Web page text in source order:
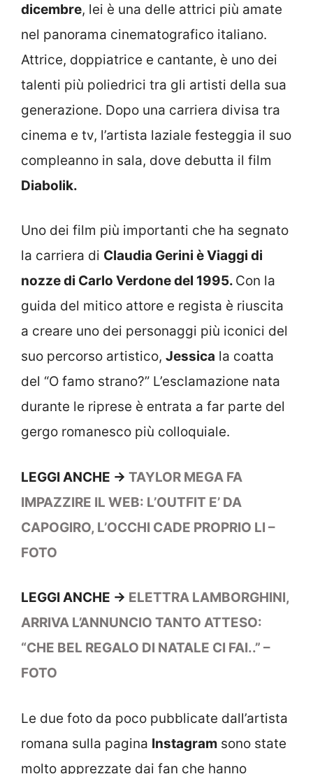
dicembre, lei è una delle attrici più amate
nel panorama cinematografico italiano.
Attrice, doppiatrice e cantante, è uno dei
talenti più poliedrici tra gli artisti della sua
generazione. Dopo una carriera divisa tra
cinema e tv, l’artista laziale festeggia il suo
compleanno in sala, dove debutta il film
Diabolik.
Uno dei film più importanti che ha segnato
la carriera di Claudia Gerini è Viaggi di
nozze di Carlo Verdone del 1995. Con la
guida del mitico attore e regista è riuscita
a creare uno dei personaggi più iconici del
suo percorso artistico, Jessica la coatta
del “O famo strano?” L’esclamazione nata
durante le riprese è entrata a far parte del
gergo romanesco più colloquiale.
LEGGI ANCHE -> TAYLOR MEGA FA
IMPAZZIRE IL WEB: L’OUTFIT E’ DA
CAPOGIRO, L’OCCHI CADE PROPRIO LI –
FOTO
LEGGI ANCHE -> ELETTRA LAMBORGHINI,
ARRIVA L’ANNUNCIO TANTO ATTESO:
“CHE BEL REGALO DI NATALE CI FAI..” –
FOTO
Le due foto da poco pubblicate dall’artista
romana sulla pagina Instagram sono state
molto apprezzate dai fan che hanno